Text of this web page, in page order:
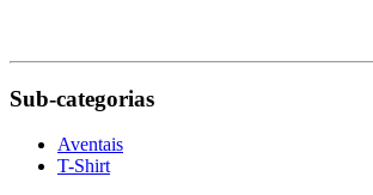
Sub-categorias
Aventais
T-Shirt